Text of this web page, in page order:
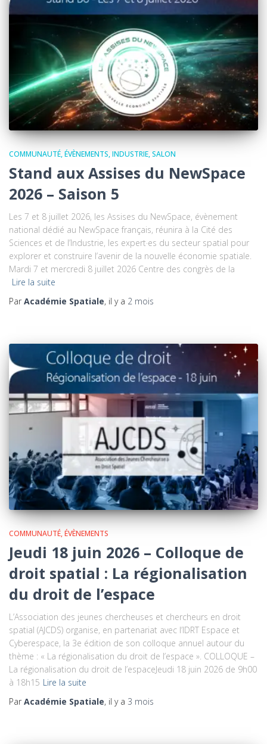
COMMUNAUTÉ ÉVÈNEMENTS INDUSTRIE SALON
Stand aux Assises du NewSpace
2026 – Saison 5
Les 7 et 8 juillet 2026, les Assises du NewSpace, évènement
national dédié au NewSpace français, réunira à la Cité des
Sciences et de l’Industrie, les expert·es du secteur spatial pour
explorer et construire l’avenir de la nouvelle économie spatiale.
Mardi 7 et mercredi 8 juillet 2026 Centre des congrès de la
Lire la suite
Par Académie Spatiale, il y a 2 mois
COMMUNAUTÉ ÉVÈNEMENTS
Jeudi 18 juin 2026 – Colloque de
droit spatial : La régionalisation
du droit de l’espace
L’Association des jeunes chercheuses et chercheurs en droit
spatial (AJCDS) organise, en partenariat avec l’IDRT Espace et
Cyberespace, la 3e édition de son colloque annuel autour du
thème : « La régionalisation du droit de l’espace ». COLLOQUE –
La régionalisation du droit de l’espaceJeudi 18 juin 2026 de 9h00
à 18h15 Lire la suite
Par Académie Spatiale, il y a 3 mois